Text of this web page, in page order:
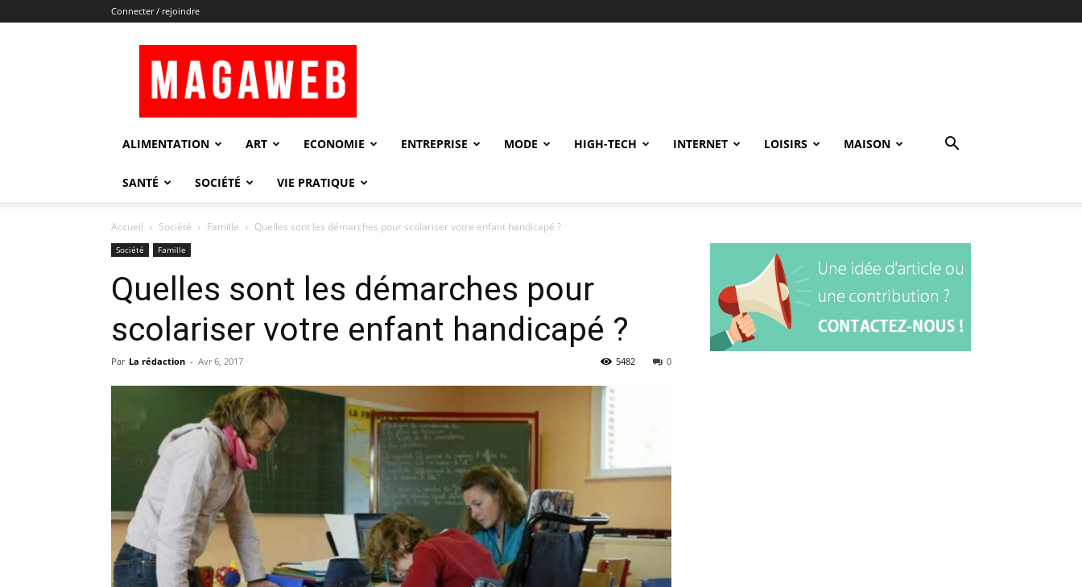
Connecter / rejoindre
ALIMENTATION ART ECONOMIE ENTREPRISE MODE HIGH-TECH INTERNET LOISIRS MAISON
SANTÉ SOCIÉTÉ VIE PRATIQUE
Accueil Société Famille Quelles sont les démarches pour scolariser votre enfant handicapé ?
Société Famille
Quelles sont les démarches pour
scolariser votre enfant handicapé ?
Par La rédaction - Avr 6, 2017 0
5482